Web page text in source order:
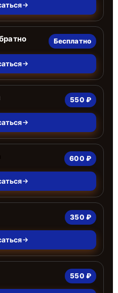
Бесплатно
550 ₽
600 ₽
350 ₽
550 ₽